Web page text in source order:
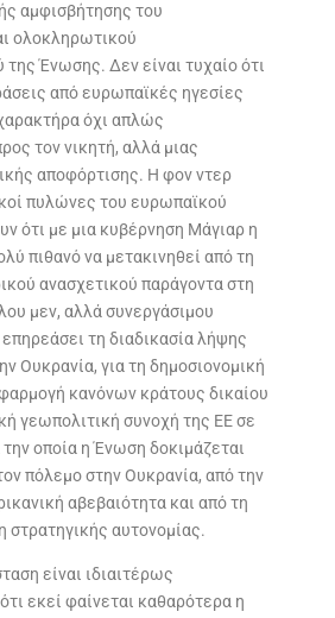
αμφισβήτησης του
ολοκληρωτικού
Ένωσης. Δεν είναι τυχαίο ότι
από ευρωπαϊκές ηγεσίες
όχι απλώς
τον νικητή, αλλά μιας
αποφόρτισης. Η φον ντερ
πυλώνες του ευρωπαϊκού
ότι με μια κυβέρνηση Μάγιαρ η
πιθανό να μετακινηθεί από τη
ανασχετικού παράγοντα στη
μεν, αλλά συνεργάσιμου
τη διαδικασία λήψης
Ουκρανία, για τη δημοσιονομική
κανόνων κράτους δικαίου
γεωπολιτική συνοχή της ΕΕ σε
οποία η Ένωση δοκιμάζεται
πόλεμο στην Ουκρανία, από την
αβεβαιότητα και από τη
στρατηγικής αυτονομίας.
είναι ιδιαιτέρως
εκεί φαίνεται καθαρότερα η